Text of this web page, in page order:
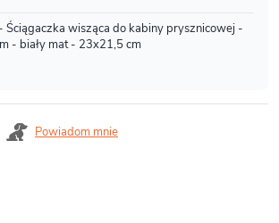
Powiadom mnie